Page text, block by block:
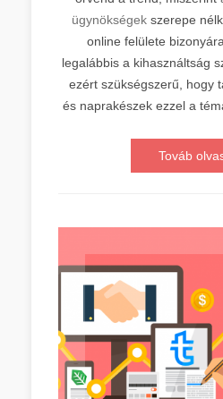
ügynökségek szerepe
online felülete
legalábbis a kihasználtság
ezért szükségszerű, hogy
és naprakészek ezzel a
Továb